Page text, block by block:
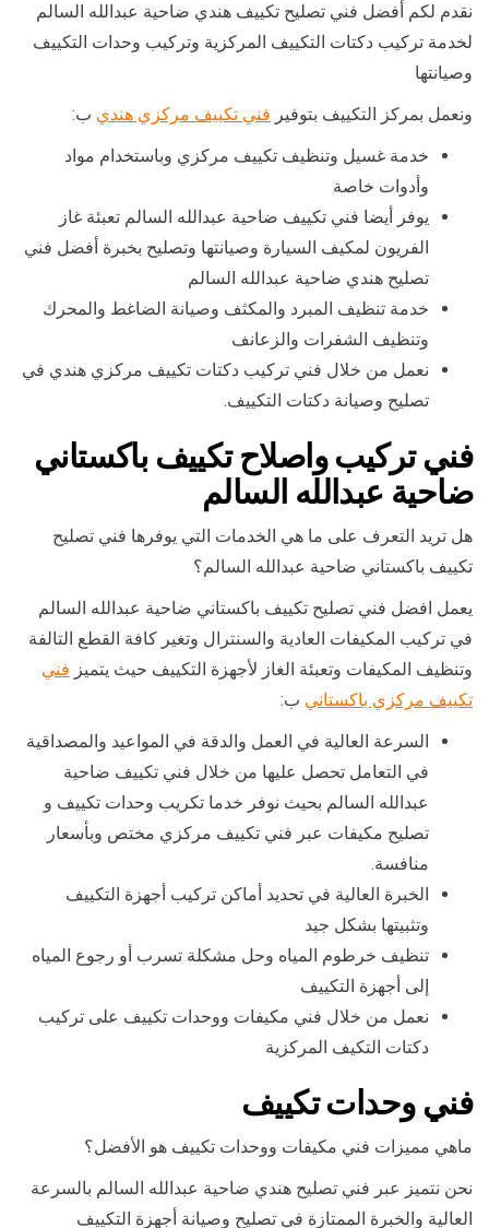
نقدم لكم أفضل فني تصليح تكييف هندي ضاحية عبدالله السالم
لخدمة تركيب دكتات التكييف المركزية وتركيب وحدات التكييف
وصيانتها
ونعمل بمركز التكييف بتوفير فني تكييف مركزي هندي ب:
خدمة غسيل وتنظيف تكييف مركزي وباستخدام مواد
وأدوات خاصة
يوفر أيضا فني تكييف ضاحية عبدالله السالم تعبئة غاز
الفريون لمكيف السيارة وصيانتها وتصليح بخبرة أفضل فني
تصليح هندي ضاحية عبدالله السالم
خدمة تنظيف المبرد والمكثف وصيانة الضاغط والمحرك
وتنظيف الشفرات والزعانف
نعمل من خلال فني تركيب دكتات تكييف مركزي هندي في
تصليح وصيانة دكتات التكييف.
فني تركيب واصلاح تكييف باكستاني
ضاحية عبدالله السالم
هل تريد التعرف على ما هي الخدمات التي يوفرها فني تصليح
تكييف باكستاني ضاحية عبدالله السالم؟
يعمل افضل فني تصليح تكييف باكستاني ضاحية عبدالله السالم
في تركيب المكيفات العادية والسنترال وتغير كافة القطع التالفة
وتنظيف المكيفات وتعبئة الغاز لأجهزة التكييف حيث يتميز فني
تكييف مركزي باكستاني ب:
السرعة العالية في العمل والدقة في المواعيد والمصداقية
في التعامل تحصل عليها من خلال فني تكييف ضاحية
عبدالله السالم بحيث نوفر خدما تكريب وحدات تكييف و
تصليح مكيفات عبر فني تكييف مركزي مختص وبأسعار
منافسة.
الخبرة العالية في تحديد أماكن تركيب أجهزة التكييف
وتثبيتها بشكل جيد
تنظيف خرطوم المياه وحل مشكلة تسرب أو رجوع المياه
إلى أجهزة التكييف
نعمل من خلال فني مكيفات ووحدات تكييف على تركيب
دكتات التكيف المركزية
فني وحدات تكييف
ماهي مميزات فني مكيفات ووحدات تكييف هو الأفضل؟
نحن نتميز عبر فني تصليح هندي ضاحية عبدالله السالم بالسرعة
العالية والخبرة الممتازة في تصليح وصيانة أجهزة التكييف